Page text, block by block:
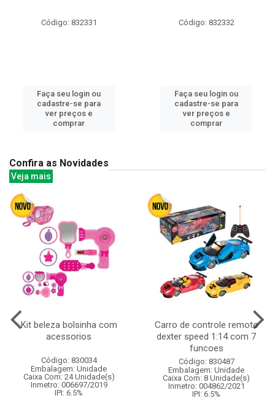
Código: 832331
Faça seu login ou
cadastre-se para
ver preços e
comprar
Código: 832332
Faça seu login ou
cadastre-se para
ver preços e
comprar
Confira as Novidades
Veja mais
Kit beleza bolsinha com
acessorios
Código: 830034
Embalagem: Unidade
Caixa Com: 24 Unidade(s)
Inmetro: 006697/2019
IPI: 6.5%
Carro de controle remoto
dexter speed 1:14 com 7
funcoes
Código: 830487
Embalagem: Unidade
Caixa Com: 8 Unidade(s)
Inmetro: 004862/2021
IPI: 6.5%